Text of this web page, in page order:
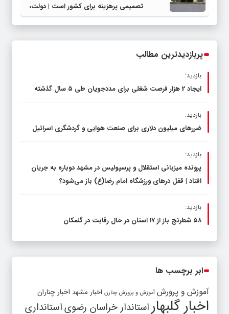
تصمیمی پرهزینه برای کشور است | دولت،
قاچاق سوخت و عوامل اصلی ناترازی را
پربازدیدترین مطالب
بازدید:
ایجاد 2 هزار فرصت شغلی برای مددجویان طی ۵ سال گذشته
بازدید:
ضررهای میلیون دلاری برای صنعت هوایی و گردشگری اسرائیل
بازدید:
پرونده میزبانی استقلال و پرسپولیس در مشهد دوباره به جریان
افتاد | قفل در‌های ورزشگاه امام رضا(ع) باز می‌شود؟
بازدید:
۵۸ شطرنج‌ باز از ۱۷ استان در حال رقابت در گلمکان
ابر برچسب ها
آموزش و پرورش آموزش و پرورش چنارن اخبار مشهد اخبار چناران
اخبار گلبهار استاندار خراسان رضویاستانداری